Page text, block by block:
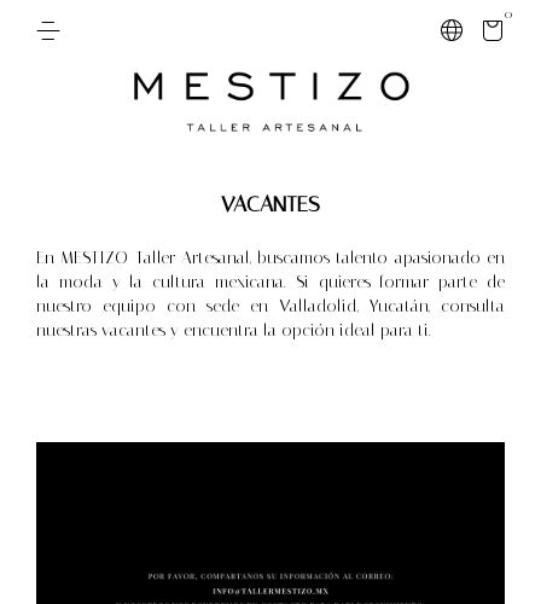
0
VACANTES
En MESTIZO Taller Artesanal, buscamos talento apasionado en
la moda y la cultura mexicana. Si quieres formar parte de
nuestro equipo con sede en Valladolid, Yucatán, consulta
nuestras vacantes y encuentra la opción ideal para ti.